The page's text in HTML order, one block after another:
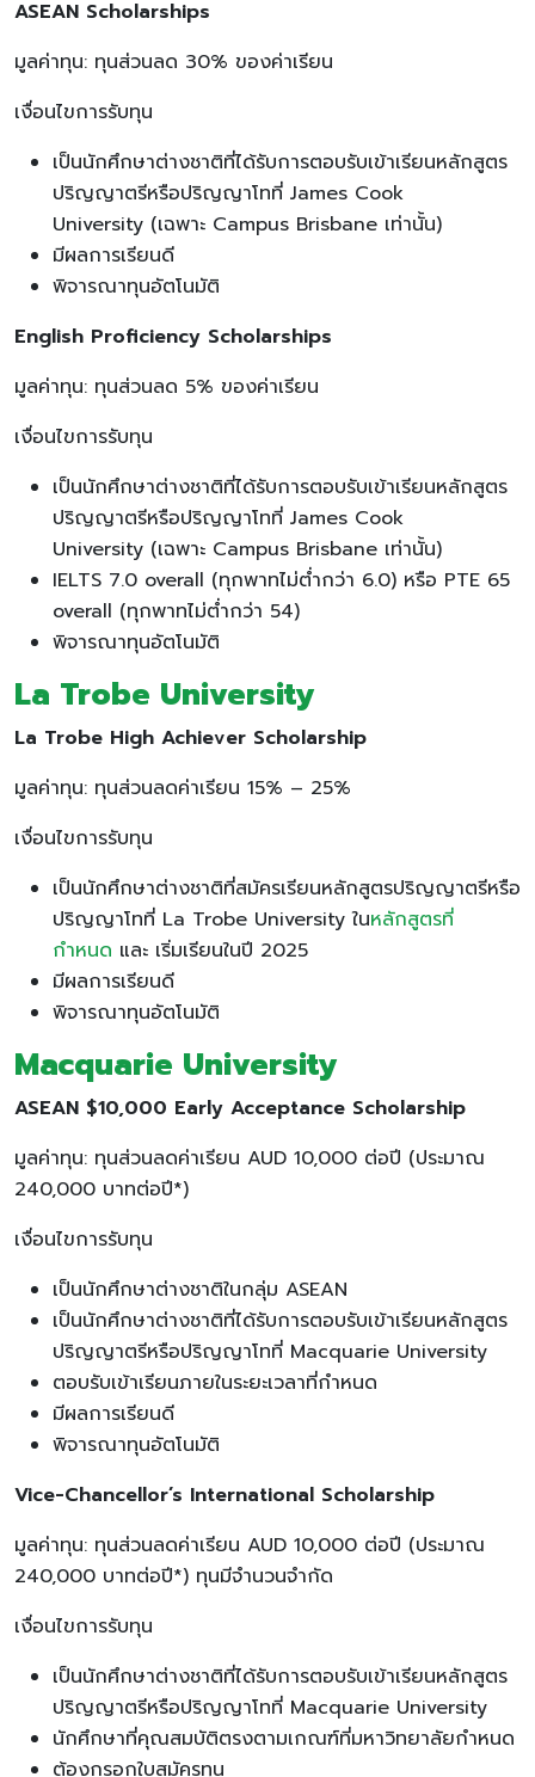
ASEAN Scholarships
มูลค่าทุน: ทุนส่วนลด 30% ของค่าเรียน
เงื่อนไขการรับทุน
เป็นนักศึกษาต่างชาติที่ได้รับการตอบรับเข้าเรียนหลักสูตร
ปริญญาตรีหรือปริญญาโทที่ James Cook
University (เฉพาะ Campus Brisbane เท่านั้น)
มีผลการเรียนดี
พิจารณาทุนอัตโนมัติ
English Proficiency Scholarships
มูลค่าทุน: ทุนส่วนลด 5% ของค่าเรียน
เงื่อนไขการรับทุน
เป็นนักศึกษาต่างชาติที่ได้รับการตอบรับเข้าเรียนหลักสูตร
ปริญญาตรีหรือปริญญาโทที่ James Cook
University (เฉพาะ Campus Brisbane เท่านั้น)
IELTS 7.0 overall (ทุกพาทไม่ต่ำกว่า 6.0) หรือ PTE 65
overall (ทุกพาทไม่ต่ำกว่า 54)
พิจารณาทุนอัตโนมัติ
La Trobe University
La Trobe High Achiever Scholarship
มูลค่าทุน: ทุนส่วนลดค่าเรียน 15% – 25%
เงื่อนไขการรับทุน
เป็นนักศึกษาต่างชาติที่สมัครเรียนหลักสูตรปริญญาตรีหรือ
ปริญญาโทที่ La Trobe University ในหลักสูตรที่
กำหนด และ เริ่มเรียนในปี 2025
มีผลการเรียนดี
พิจารณาทุนอัตโนมัติ
Macquarie University
ASEAN $10,000 Early Acceptance Scholarship
มูลค่าทุน: ทุนส่วนลดค่าเรียน AUD 10,000 ต่อปี (ประมาณ
240,000 บาทต่อปี*)
เงื่อนไขการรับทุน
เป็นนักศึกษาต่างชาติในกลุ่ม ASEAN
เป็นนักศึกษาต่างชาติที่ได้รับการตอบรับเข้าเรียนหลักสูตร
ปริญญาตรีหรือปริญญาโทที่ Macquarie University
ตอบรับเข้าเรียนภายในระยะเวลาที่กำหนด
มีผลการเรียนดี
พิจารณาทุนอัตโนมัติ
Vice-Chancellor’s International Scholarship
มูลค่าทุน: ทุนส่วนลดค่าเรียน AUD 10,000 ต่อปี (ประมาณ
240,000 บาทต่อปี*) ทุนมีจำนวนจำกัด
เงื่อนไขการรับทุน
เป็นนักศึกษาต่างชาติที่ได้รับการตอบรับเข้าเรียนหลักสูตร
ปริญญาตรีหรือปริญญาโทที่ Macquarie University
นักศึกษาที่คุณสมบัติตรงตามเกณฑ์ที่มหาวิทยาลัยกำหนด
ต้องกรอกใบสมัครทุน